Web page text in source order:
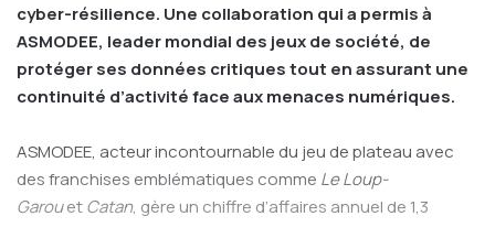
cyber-résilience. Une collaboration qui a permis à
ASMODEE, leader mondial des jeux de société, de
protéger ses données critiques tout en assurant une
continuité d’activité face aux menaces numériques.
ASMODEE, acteur incontournable du jeu de plateau avec
des franchises emblématiques comme Le Loup-
GarouetCatan, gère un chiffre d’affaires annuel de 1,3